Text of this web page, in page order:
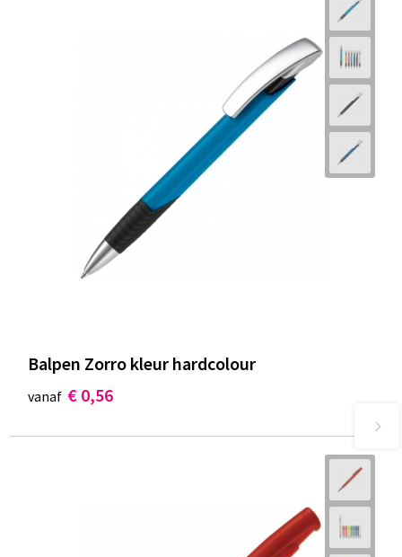
Balpen Zorro kleur hardcolour
vanaf € 0,56